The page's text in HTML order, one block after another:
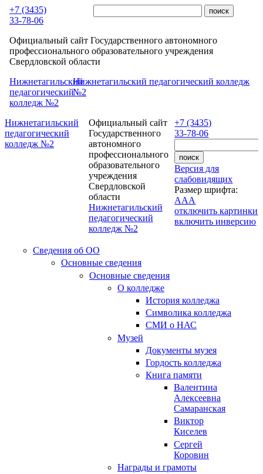
Перейти к основному содержанию
+7 (3435)
33-78-06
Официальный сайт Государственного автономного
профессионального образовательного учреждения
Свердловской области
Нижнетагильский
педагогический
колледж №2
Нижнетагильский педагогический колледж
№2
Нижнетагильский
педагогический
колледж №2
+7 (3435)
33-78-06
Версия для
слабовидящих
Размер шрифта:
AAA
отключить картинки
включить инверсию
Официальный сайт
Государственного
автономного
профессионального
образовательного
учреждения
Свердловской
области
Нижнетагильский
педагогический
колледж №2
Сведения об ОО
Основные сведения
Основные сведения
О колледже
История колледжа
Символика колледжа
СМИ о НАС
Музей
Документы музея
Гордость колледжа
Книга памяти
Валентина
Алексеевна
Самаранская
Виктор
Киселев
Сергей
Коровин
Награды и грамоты